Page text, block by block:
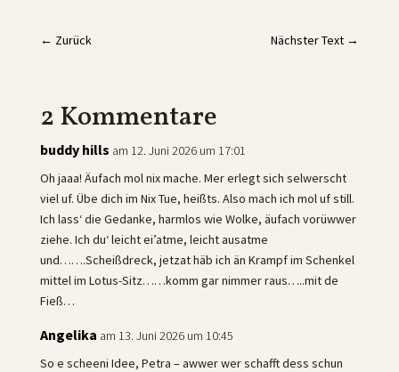
← Zurück Nächster Text →
2 Kommentare
buddy hills am 12. Juni 2026 um 17:01
Oh jaaa! Äufach mol nix mache. Mer erlegt sich selwerscht
viel uf. Übe dich im Nix Tue, heißts. Also mach ich mol uf still.
Ich lass‘ die Gedanke, harmlos wie Wolke, äufach vorüwwer
ziehe. Ich du‘ leicht ei’atme, leicht ausatme
und…….Scheißdreck, jetzat häb ich än Krampf im Schenkel
mittel im Lotus-Sitz……komm gar nimmer raus…..mit de
Fieß…
Angelika am 13. Juni 2026 um 10:45
So e scheeni Idee, Petra – awwer wer schafft dess schun